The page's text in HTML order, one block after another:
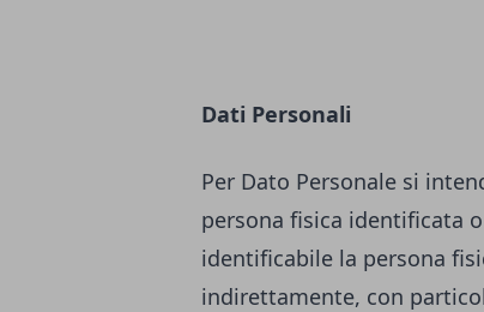
Dati Personali
Per Dato Personale si
persona fisica identificata
identificabile la persona
indirettamente, con